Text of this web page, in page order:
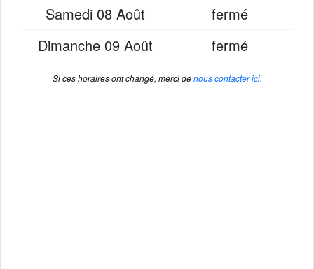
Samedi 08 Août
fermé
Dimanche 09 Août fermé
Si ces horaires ont changé, merci denous contacter ici.